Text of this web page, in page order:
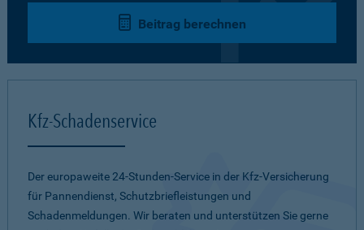
Beitrag berechnen
Kfz-Schadenservice
Der europaweite 24-Stunden-Service in der Kfz-Versicherung
für Pannendienst, Schutzbriefleistungen und
Schadenmeldungen. Wir beraten und unterstützen Sie gerne